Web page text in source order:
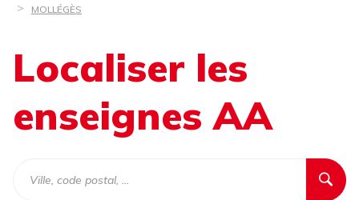
MOLLÉGÈS
Localiser les
enseignes AA